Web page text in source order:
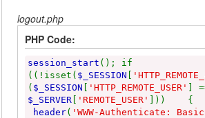
logout.php
PHP Code:
session_start (); if
((!isset( $_SESSION
( $_SESSION 'HTTP_REMOTE_USER'
]
$_SERVER
'REMOTE_USER' ]))
{
header( 'WWW-Authenticate: